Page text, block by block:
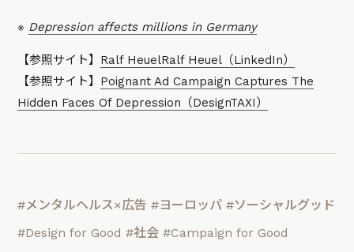
※ Depression affects millions in Germany
【参照サイト】 Ralf HeuelRalf Heuel（LinkedIn）
【参照サイト】 Poignant Ad Campaign Captures The
Hidden Faces Of Depression（DesignTAXI）
#メンタルヘルス×広告 #ヨーロッパ #ソーシャルグッド
#Design for Good #社会 #Campaign for Good